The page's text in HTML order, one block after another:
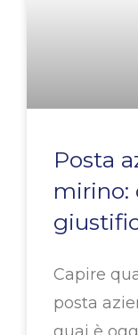
Posta
mirino:
Capire
posta